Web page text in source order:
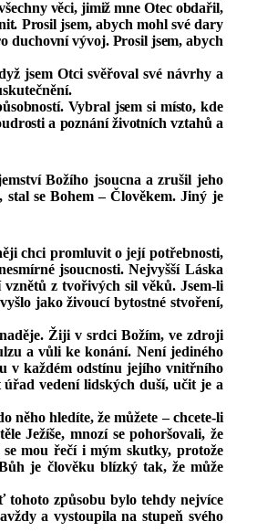
věci, jimiž mne Otec obdařil,
Prosil jsem, abych mohl své dary
duchovní vývoj. Prosil jsem, abych
jsem Otci svěřoval své návrhy a
Vybral jsem si místo, kde
a poznání životních vztahů a
Božího jsoucna a zrušil jeho
se Bohem – Člověkem. Jiný je
chci promluvit o její potřebnosti,
jsoucnosti. Nejvyšší Láska
z tvořivých sil věků. Jsem‑li
jako živoucí bytostné stvoření,
Žiji v srdci Božím, ve zdroji
a vůli ke konání. Není jediného
v každém odstínu jejího vnitřního
vedení lidských duší, učit je a
něho hledíte, že můžete – chcete‑li
Ježíše, mnozí se pohoršovali, že
mou řečí i mým skutky, protože
je člověku blízký tak, že může
tohoto způsobu bylo tehdy nejvíce
a vystoupila na stupeň svého